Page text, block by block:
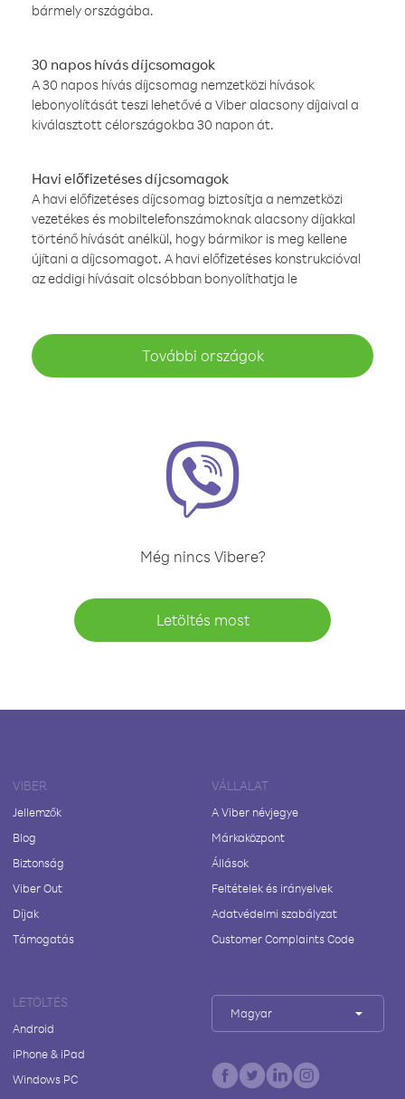
bármely országába.
30 napos hívás díjcsomagok
A 30 napos hívás díjcsomag nemzetközi hívások
lebonyolítását teszi lehetővé a Viber alacsony díjaival a
kiválasztott célországokba 30 napon át.
Havi előfizetéses díjcsomagok
A havi előfizetéses díjcsomag biztosítja a nemzetközi
vezetékes és mobiltelefonszámoknak alacsony díjakkal
történő hívását anélkül, hogy bármikor is meg kellene
újítani a díjcsomagot. A havi előfizetéses konstrukcióval
az eddigi hívásait olcsóbban bonyolíthatja le
További országok
Még nincs Vibere?
Letöltés most
VIBER
Jellemzők
Blog
Biztonság
Viber Out
Díjak
Támogatás
VÁLLALAT
A Viber névjegye
Márkaközpont
Állások
Feltételek és irányelvek
Adatvédelmi szabályzat
Customer Complaints Code
LETÖLTÉS
Android
iPhone & iPad
Windows PC
Magyar